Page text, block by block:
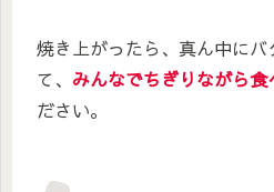
焼き上がったら、真ん中に
て、 みんなでちぎりながら食
ださい。